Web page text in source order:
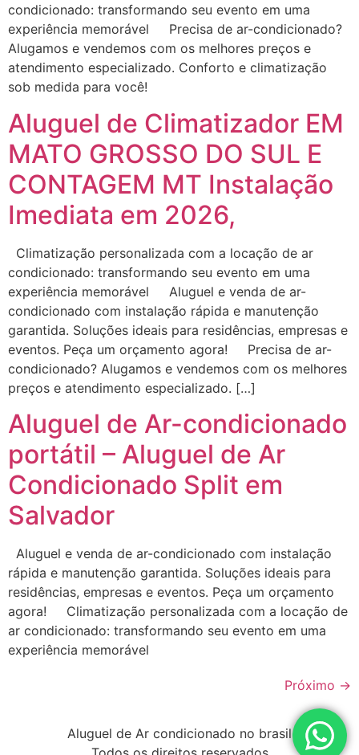
condicionado: transformando seu evento em uma
experiência memorável Precisa de ar-condicionado?
Alugamos e vendemos com os melhores preços e
atendimento especializado. Conforto e climatização
sob medida para você!
Aluguel de Climatizador EM
MATO GROSSO DO SUL E
CONTAGEM MT Instalação
Imediata em 2026,
Climatização personalizada com a locação de ar
condicionado: transformando seu evento em uma
experiência memorável Aluguel e venda de ar-
condicionado com instalação rápida e manutenção
garantida. Soluções ideais para residências, empresas e
eventos. Peça um orçamento agora! Precisa de ar-
condicionado? Alugamos e vendemos com os melhores
preços e atendimento especializado. […]
Aluguel de Ar-condicionado
portátil – Aluguel de Ar
Condicionado Split em
Salvador
Aluguel e venda de ar-condicionado com instalação
rápida e manutenção garantida. Soluções ideais para
residências, empresas e eventos. Peça um orçamento
agora! Climatização personalizada com a locação de
ar condicionado: transformando seu evento em uma
experiência memorável
Próximo →
Aluguel de Ar condicionado no brasil